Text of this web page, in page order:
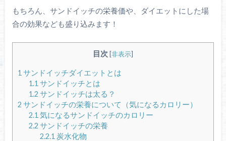
もちろん、サンドイッチの栄養価や、ダイエットにした場
合の効果なども盛り込みます！
目次 [非表示]
1 サンドイッチダイエットとは
1.1 サンドイッチとは
1.2 サンドイッチは太る？
2 サンドイッチの栄養について（気になるカロリー）
2.1 気になるサンドイッチのカロリー
2.2 サンドイッチの栄養
2.2.1 炭水化物